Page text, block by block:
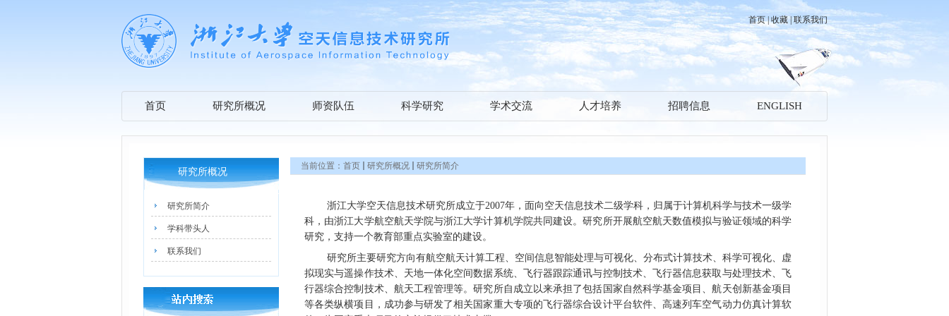
首页|收藏| 联系我们
首页 研究所概况 师资队伍 科学研究 学术交流 人才培养 招聘信息 ENGLISH
研究所概况
研究所简介
学科带头人
联系我们
当前位置： 首页 研究所概况 研究所简介
浙江大学空天信息技术研究所成立于2007年，面向空天信息技术二级学科，归属于计算机科学与技术一级学
科，由浙江大学航空航天学院与浙江大学计算机学院共同建设。研究所开展航空航天数值模拟与验证领域的科学
研究，支持一个教育部重点实验室的建设。
研究所主要研究方向有航空航天计算工程、空间信息智能处理与可视化、分布式计算技术、科学可视化、虚
拟现实与遥操作技术、天地一体化空间数据系统、飞行器跟踪通讯与控制技术、飞行器信息获取与处理技术、飞
行器综合控制技术、航天工程管理等。研究所自成立以来承担了包括国家自然科学基金项目、航天创新基金项目
等各类纵横项目，成功参与研发了相关国家重大专项的飞行器综合设计平台软件、高速列车空气动力仿真计算软